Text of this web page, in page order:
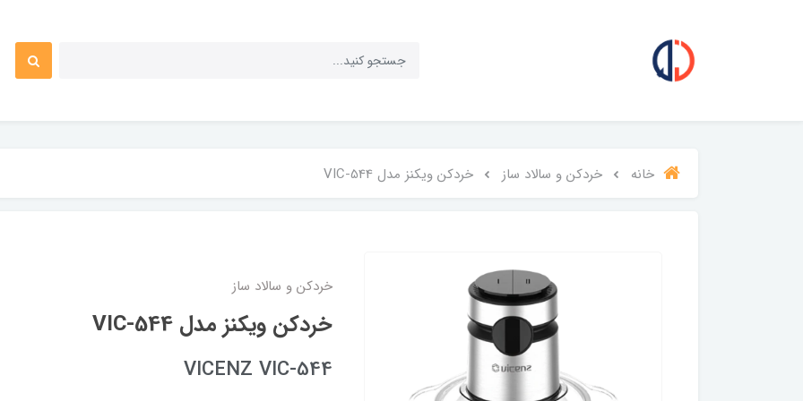
خانه خردکن و سالاد ساز خردکن ویکنز مدل VIC-544
خردکن و سالاد ساز
خردکن ویکنز مدل VIC-544
VICENZ VIC-544